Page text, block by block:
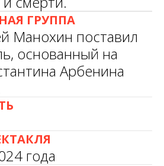
ГРУППА
Манохин поставил
основанный на
Арбенина
года